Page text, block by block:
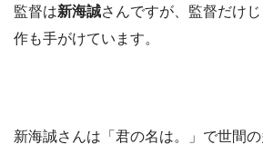
監督は新海誠さんですが、監督だけ
作も手がけています。
新海誠さんは「君の名は。」で世間